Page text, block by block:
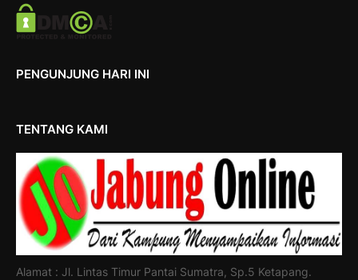
PENGUNJUNG HARI INI
TENTANG KAMI
Alamat : Jl. Lintas Timur Pantai Sumatra, Sp.5 Ketapang.